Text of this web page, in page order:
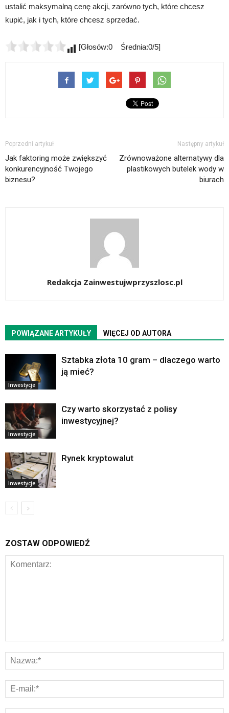
ustalić maksymalną cenę akcji, zarówno tych, które chcesz
kupić, jak i tych, które chcesz sprzedać.
[Głosów:0 Średnia:0/5]
Poprzedni artykuł
Jak faktoring może zwiększyć
konkurencyjność Twojego
biznesu?
Następny artykuł
Zrównoważone alternatywy dla
plastikowych butelek wody w
biurach
Redakcja Zainwestujwprzyszlosc.pl
POWIĄZANE ARTYKUŁY WIĘCEJ OD AUTORA
Inwestycje
Sztabka złota 10 gram – dlaczego warto
ją mieć?
Inwestycje
Czy warto skorzystać z polisy
inwestycyjnej?
Inwestycje
Rynek kryptowalut
ZOSTAW ODPOWIEDŹ